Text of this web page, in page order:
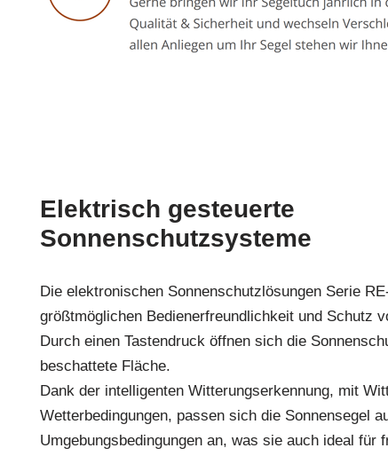
Elektrisch gesteuerte
Sonnenschutzsysteme
Die elektronischen Sonnenschutzlösungen Serie
größtmöglichen Bedienerfreundlichkeit und Schutz
Durch einen Tastendruck öffnen sich die
beschattete Fläche.
Dank der intelligenten Witterungserkennung, mit
Wetterbedingungen, passen sich die Sonnensegel
Umgebungsbedingungen an, was sie auch ideal für